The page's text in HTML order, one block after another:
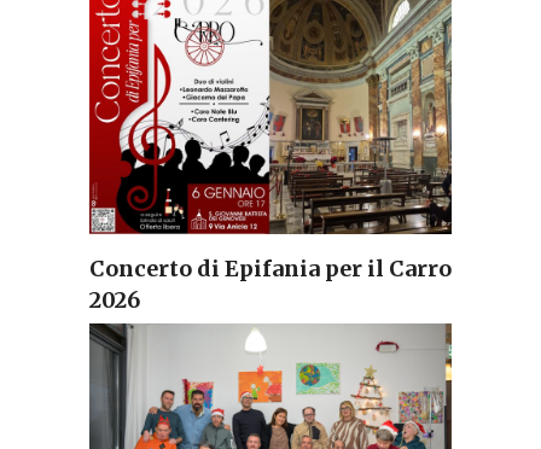
Concerto di Epifania per il Carro
2026